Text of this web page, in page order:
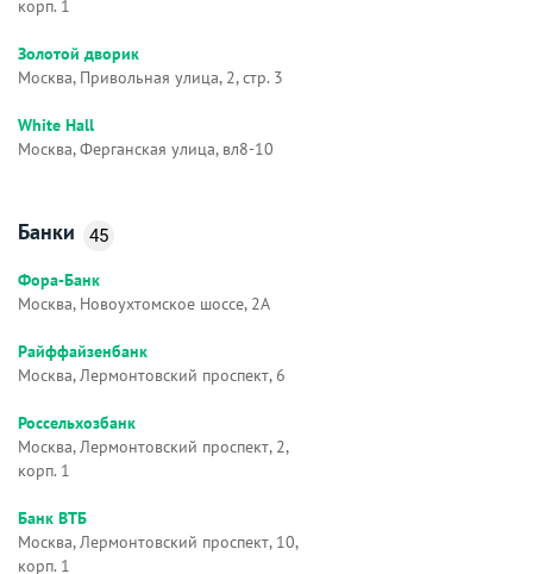
корп. 1
Золотой дворик
Москва, Привольная улица, 2, стр. 3
White Hall
Москва, Ферганская улица, вл8-10
Банки 45
Фора-Банк
Москва, Новоухтомское шоссе, 2А
Райффайзенбанк
Москва, Лермонтовский проспект, 6
Россельхозбанк
Москва, Лермонтовский проспект, 2,
корп. 1
Банк ВТБ
Москва, Лермонтовский проспект, 10,
корп. 1